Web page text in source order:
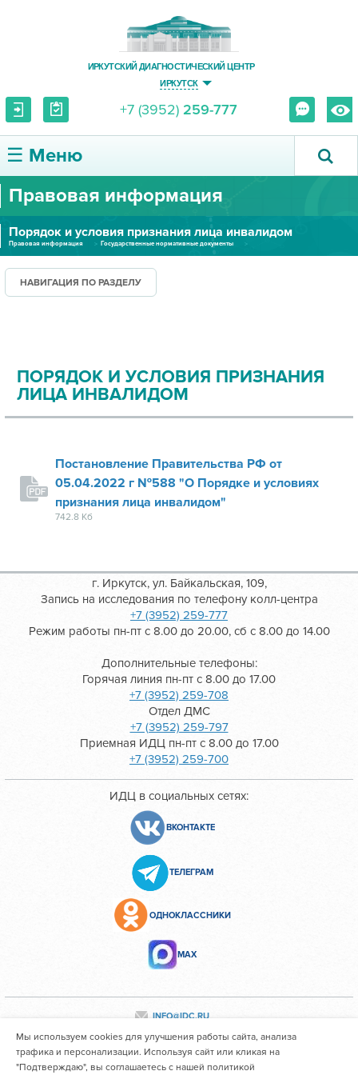
ИРКУТСКИЙ ДИАГНОСТИЧЕСКИЙ ЦЕНТР
ИРКУТСК
+7 (3952) 259-777
☰ Меню
О ЦЕНТРЕ
УСЛУГИ И ЦЕНЫ
ПАЦИЕНТУ
Правовая информация
Порядок и условия признания лица инвалидом
Правовая информация
Государственные нормативные документы
НАВИГАЦИЯ ПО РАЗДЕЛУ
ПОРЯДОК И УСЛОВИЯ ПРИЗНАНИЯ
ЛИЦА ИНВАЛИДОМ
Постановление Правительства РФ от
05.04.2022 г №588 "О Порядке и условиях
признания лица инвалидом"
742.8 Кб
г. Иркутск, ул. Байкальская, 109,
Запись на исследования по телефону колл-центра
+7 (3952) 259-777
Режим работы пн-пт с 8.00 до 20.00, сб с 8.00 до 14.00
Дополнительные телефоны:
Горячая линия пн-пт с 8.00 до 17.00
+7 (3952) 259-708
Отдел ДМС
+7 (3952) 259-797
Приемная ИДЦ пн-пт с 8.00 до 17.00
+7 (3952) 259-700
ИДЦ в социальных сетях:
ВКОНТАКТЕ
ТЕЛЕГРАМ
ОДНОКЛАССНИКИ
МАХ
INFO@IDC.RU
Все персональные данные сотрудников размещены с их
Мы используем cookies для улучшения работы сайта, анализа
трафика и персонализации. Используя сайт или кликая на
"Подтверждаю", вы соглашаетесь с нашей политикой